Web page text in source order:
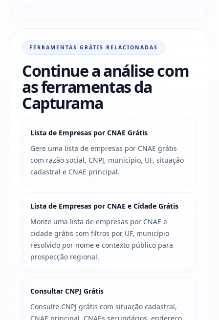
FERRAMENTAS GRÁTIS RELACIONADAS
Continue a análise com
as ferramentas da
Capturama
Lista de Empresas por CNAE Grátis
Gere uma lista de empresas por CNAE grátis
com razão social, CNPJ, município, UF, situação
cadastral e CNAE principal.
Lista de Empresas por CNAE e Cidade Grátis
Monte uma lista de empresas por CNAE e
cidade grátis com filtros por UF, município
resolvido por nome e contexto público para
prospecção regional.
Consultar CNPJ Grátis
Consulte CNPJ grátis com situação cadastral,